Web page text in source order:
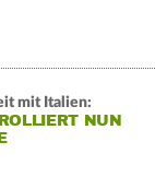
mit Italien:
NUN